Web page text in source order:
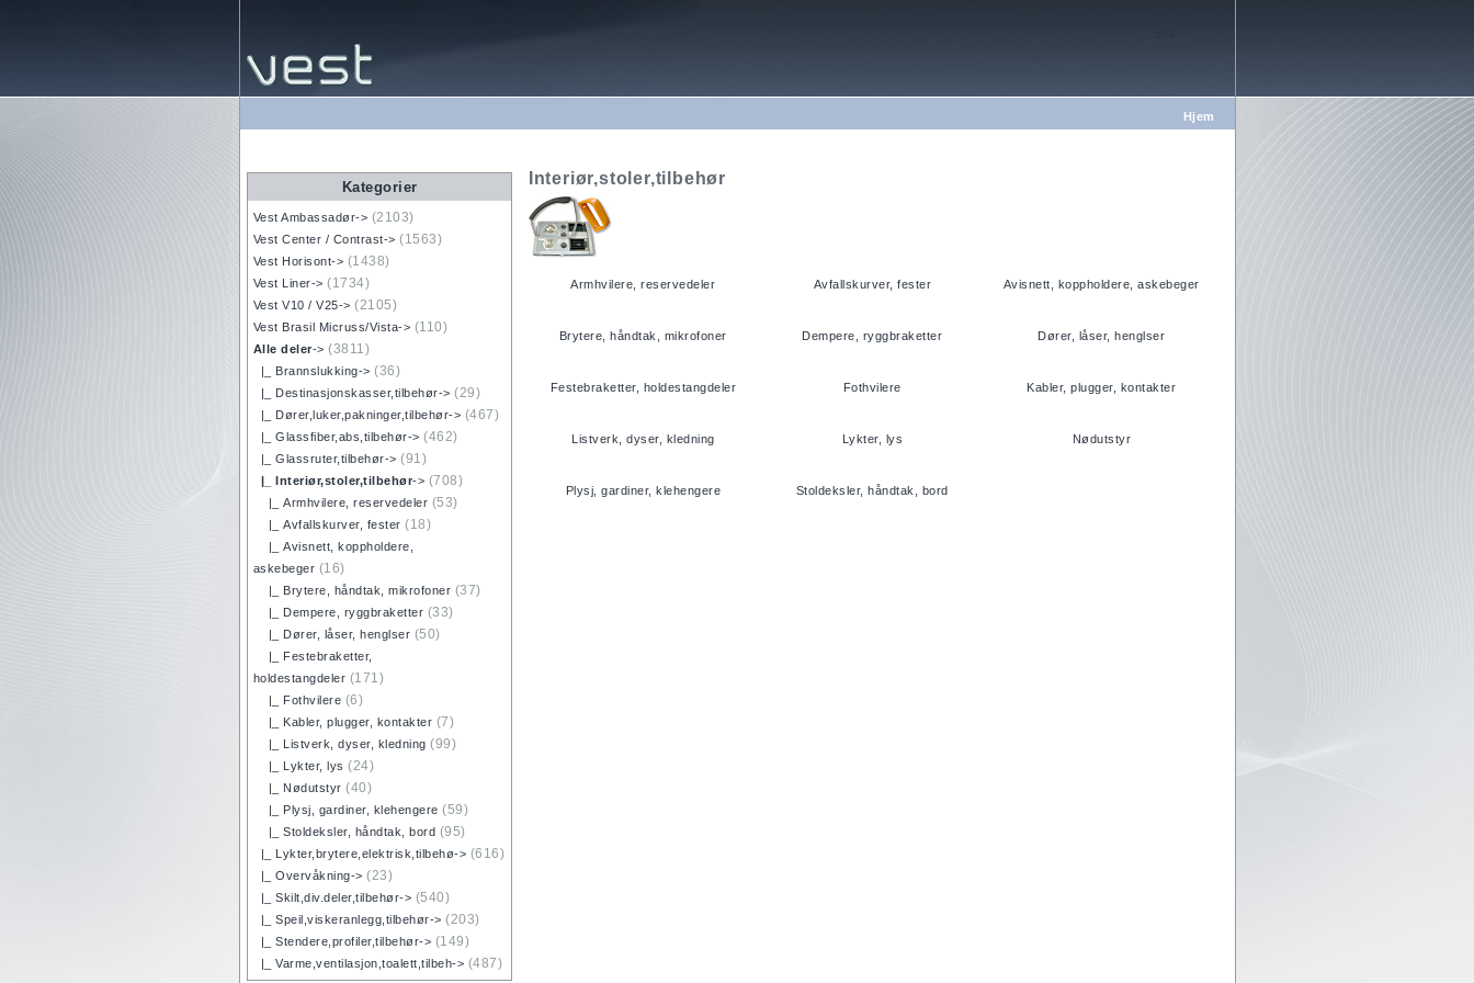
Hjem
Kategorier
Vest Ambassadør-> (2103)
Vest Center / Contrast-> (1563)
Vest Horisont-> (1438)
Vest Liner-> (1734)
Vest V10 / V25-> (2105)
Vest Brasil Micruss/Vista-> (110)
Alle deler-> (3811)
|_ Brannslukking-> (36)
|_ Destinasjonskasser,tilbehør-> (29)
|_ Dører,luker,pakninger,tilbehør-> (467)
|_ Glassfiber,abs,tilbehør-> (462)
|_ Glassruter,tilbehør-> (91)
|_ Interiør,stoler,tilbehør-> (708)
|_ Armhvilere, reservedeler (53)
|_ Avfallskurver, fester (18)
|_ Avisnett, koppholdere,
askebeger (16)
|_ Brytere, håndtak, mikrofoner (37)
|_ Dempere, ryggbraketter (33)
|_ Dører, låser, henglser (50)
|_ Festebraketter,
holdestangdeler (171)
|_ Fothvilere (6)
|_ Kabler, plugger, kontakter (7)
|_ Listverk, dyser, kledning (99)
|_ Lykter, lys (24)
|_ Nødutstyr (40)
|_ Plysj, gardiner, klehengere (59)
|_ Stoldeksler, håndtak, bord (95)
|_ Lykter,brytere,elektrisk,tilbehø-> (616)
|_ Overvåkning-> (23)
|_ Skilt,div.deler,tilbehør-> (540)
|_ Speil,viskeranlegg,tilbehør-> (203)
|_ Stendere,profiler,tilbehør-> (149)
|_ Varme,ventilasjon,toalett,tilbeh-> (487)
Interiør,stoler,tilbehør
Armhvilere, reservedeler Avfallskurver, fester Avisnett, koppholdere, askebeger
Brytere, håndtak, mikrofoner Dempere, ryggbraketter Dører, låser, henglser
Festebraketter, holdestangdeler Fothvilere Kabler, plugger, kontakter
Listverk, dyser, kledning Lykter, lys Nødutstyr
Plysj, gardiner, klehengere Stoldeksler, håndtak, bord